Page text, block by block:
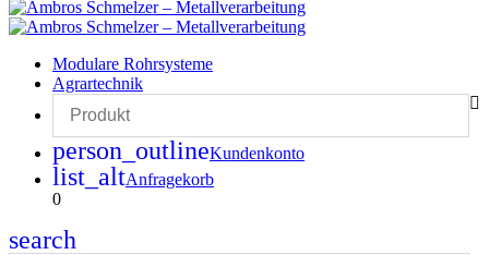
Modulare Rohrsysteme
Agrartechnik
person_outlineKundenkonto
list_altAnfragekorb
0
search